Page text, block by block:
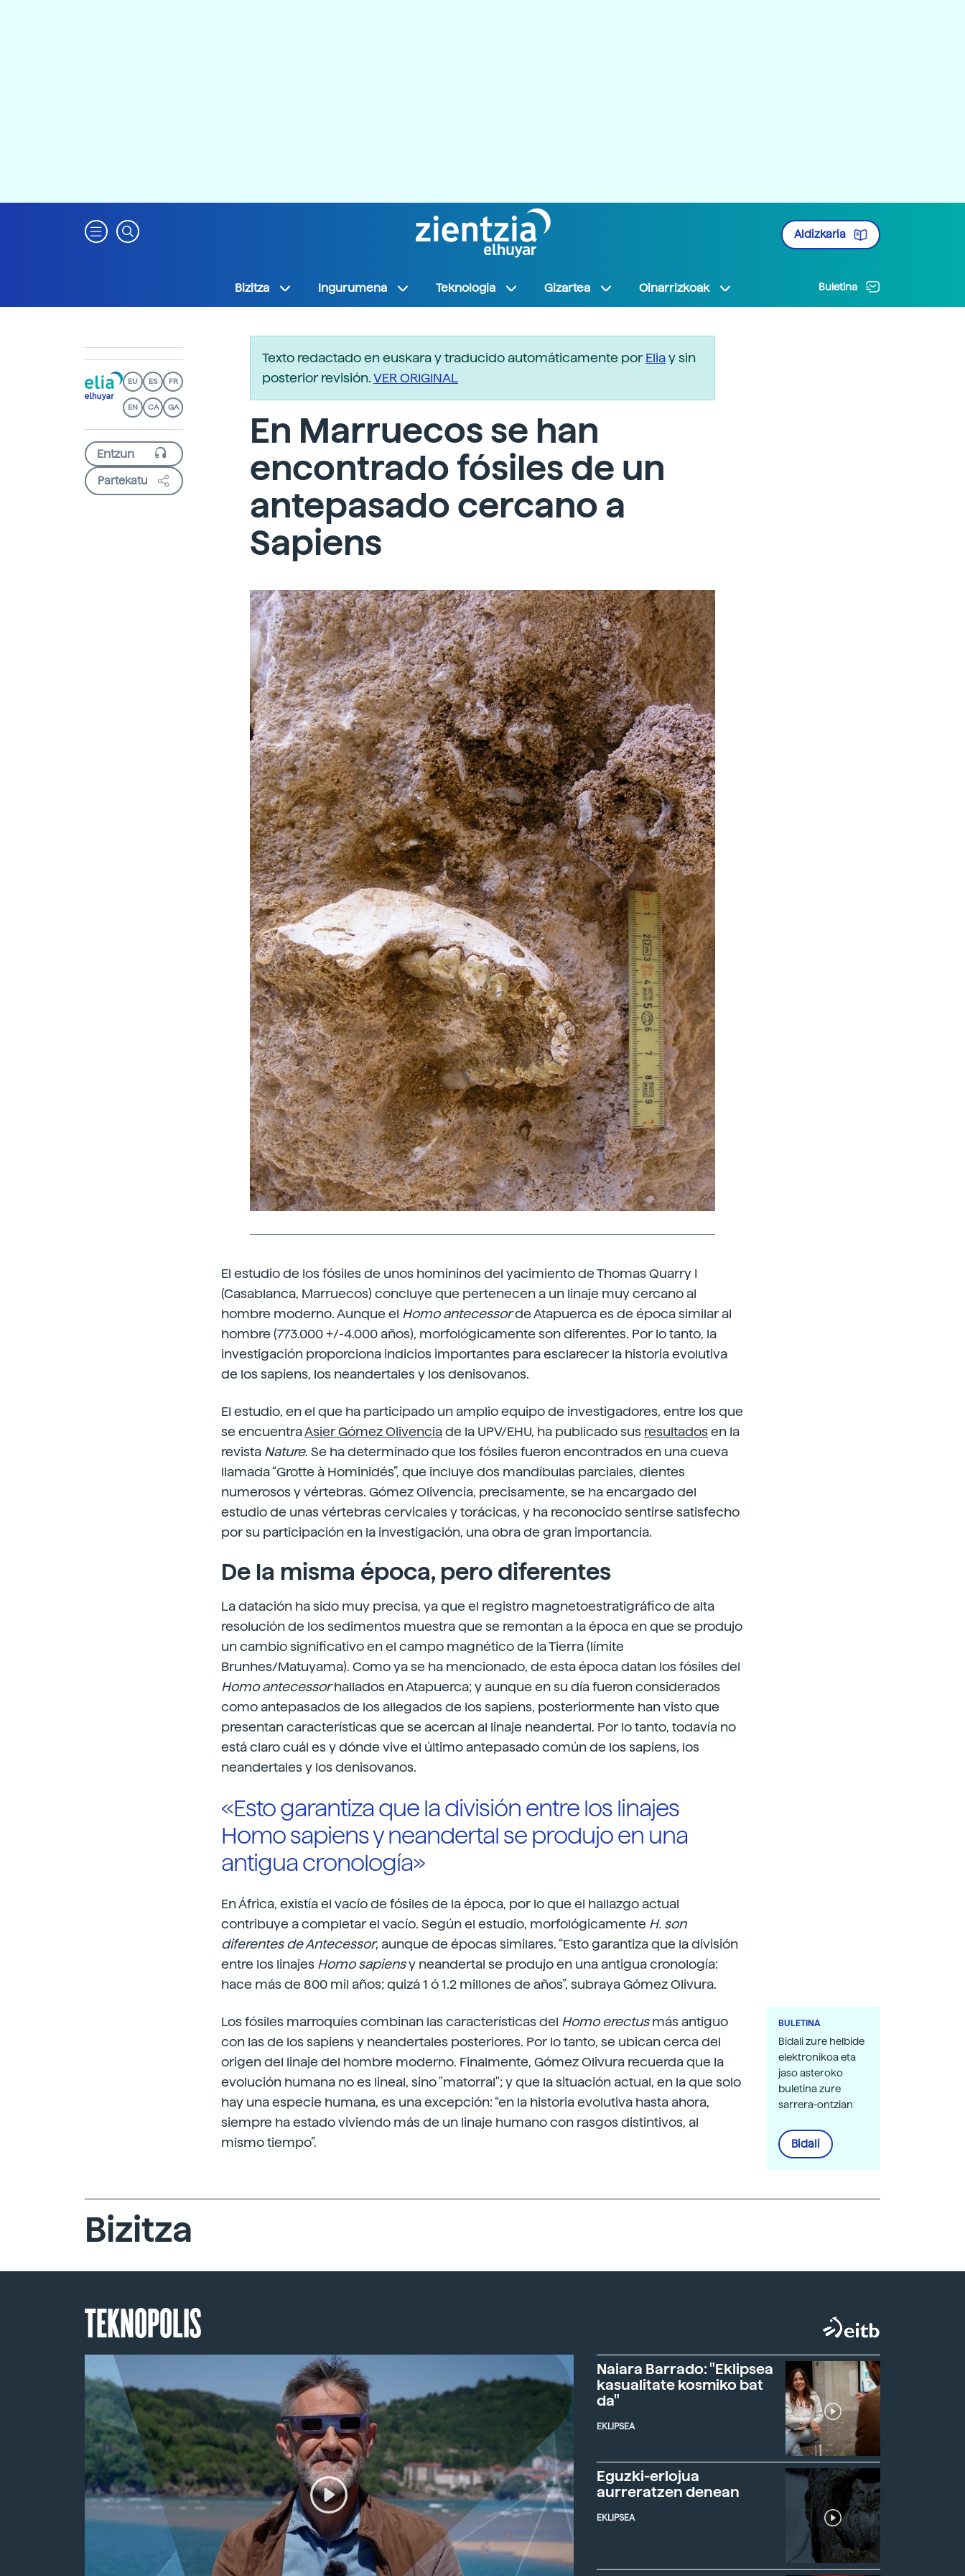
Aldizkaria
Bizitza Ingurumena Teknologia Gizartea Oinarrizkoak Buletina
EU ES FR
EN CA GA
Partekatu
Texto redactado en euskara y traducido automáticamente porEliay sin
posterior revisión.VER ORIGINAL
En Marruecos se han
encontrado fósiles de un
antepasado cercano a
Sapiens
El estudio de los fósiles de unos homininos del yacimiento de Thomas Quarry I
(Casablanca, Marruecos) concluye que pertenecen a un linaje muy cercano al
hombre moderno. Aunque el Homo antecessorde Atapuerca es de época similar al
hombre (773.000 +/-4.000 años), morfológicamente son diferentes. Por lo tanto, la
investigación proporciona indicios importantes para esclarecer la historia evolutiva
de los sapiens, los neandertales y los denisovanos.
El estudio, en el que ha participado un amplio equipo de investigadores, entre los que
se encuentraAsier Gómez Olivenciade la UPV/EHU, ha publicado sus resultadosen la
revista Nature. Se ha determinado que los fósiles fueron encontrados en una cueva
llamada “Grotte à Hominidés”, que incluye dos mandíbulas parciales, dientes
numerosos y vértebras. Gómez Olivencia, precisamente, se ha encargado del
estudio de unas vértebras cervicales y torácicas, y ha reconocido sentirse satisfecho
por su participación en la investigación, una obra de gran importancia.
De la misma época, pero diferentes
La datación ha sido muy precisa, ya que el registro magnetoestratigráfico de alta
resolución de los sedimentos muestra que se remontan a la época en que se produjo
un cambio significativo en el campo magnético de la Tierra (límite
Brunhes/Matuyama). Como ya se ha mencionado, de esta época datan los fósiles del
Homo antecessorhallados en Atapuerca; y aunque en su día fueron considerados
como antepasados de los allegados de los sapiens, posteriormente han visto que
presentan características que se acercan al linaje neandertal. Por lo tanto, todavía no
está claro cuál es y dónde vive el último antepasado común de los sapiens, los
neandertales y los denisovanos.
«Esto garantiza que la división entre los linajes
Homo sapiens y neandertal se produjo en una
antigua cronología»
En África, existía el vacío de fósiles de la época, por lo que el hallazgo actual
contribuye a completar el vacío. Según el estudio, morfológicamente H. son
diferentes de Antecessor, aunque de épocas similares. “Esto garantiza que la división
entre los linajes Homo sapiensy neandertal se produjo en una antigua cronología:
hace más de 800 mil años; quizá 1 ó 1.2 millones de años”, subraya Gómez Olivura.
Los fósiles marroquíes combinan las características del Homo erectusmás antiguo
con las de los sapiens y neandertales posteriores. Por lo tanto, se ubican cerca del
origen del linaje del hombre moderno. Finalmente, Gómez Olivura recuerda que la
evolución humana no es lineal, sino "matorral"; y que la situación actual, en la que solo
hay una especie humana, es una excepción: “en la historia evolutiva hasta ahora,
siempre ha estado viviendo más de un linaje humano con rasgos distintivos, al
mismo tiempo”.
BULETINA
Bidali zure helbide
elektronikoa eta
jaso asteroko
buletina zure
sarrera-ontzian
Bidali
Bizitza
TEKNOPOLIS
Naiara Barrado: "Eklipsea
kasualitate kosmiko bat
da"
EKLIPSEA
Eguzki-erlojua
aurreratzen denean
EKLIPSEA